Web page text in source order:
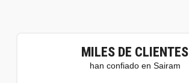
MILES DE CLIENTES
han confiado en Sairam